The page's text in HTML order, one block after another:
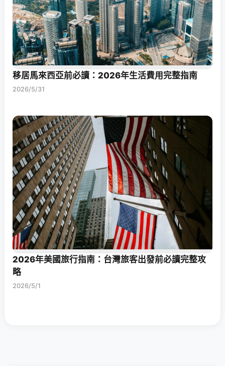
移居馬來西亞前必讀：2026年生活費用完整指南
2026/5/31
2026年美國旅行指南：台灣旅客出發前必讀完整攻
略
2026/5/1